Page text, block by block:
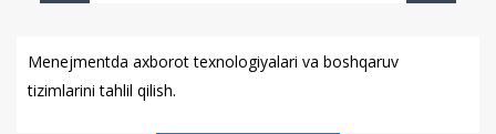
Menejmentda axborot texnologiyalari va boshqaruv
tizimlarini tahlil qilish.